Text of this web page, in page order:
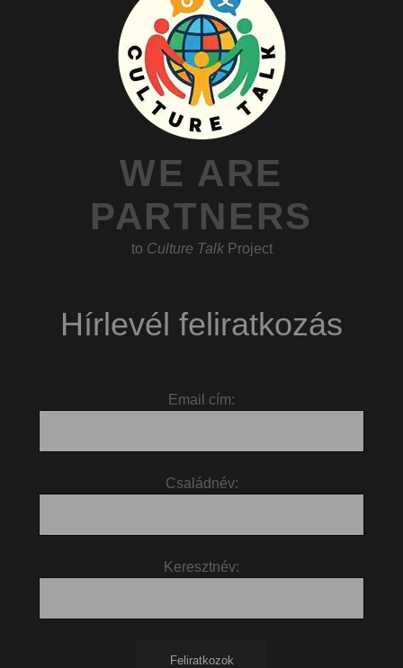
WE ARE
PARTNERS
to Culture TalkProject
Hírlevél feliratkozás
Email cím:
Családnév:
Keresztnév: